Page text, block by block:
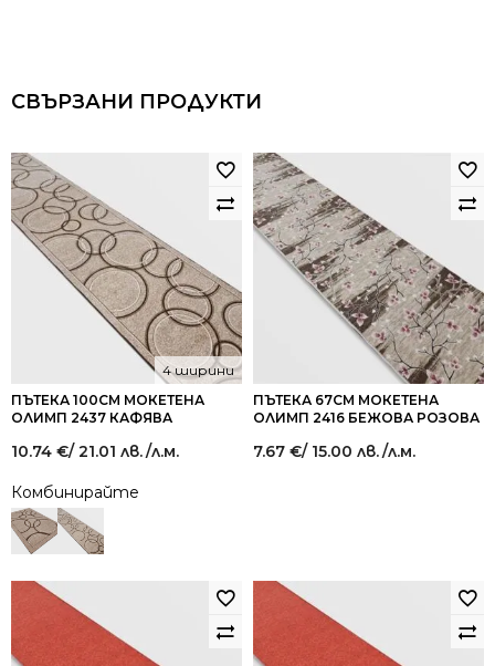
СВЪРЗАНИ ПРОДУКТИ
ПЪТЕКА 100СМ МОКЕТЕНА
ОЛИМП 2437 КАФЯВА
4 ширини
10.74 €/ 21.01 лв./л.м.
Комбинирайте
ПЪТЕКА 67СМ МОКЕТЕНА
ОЛИМП 2416 БЕЖОВА РОЗОВА
7.67 €/ 15.00 лв./л.м.